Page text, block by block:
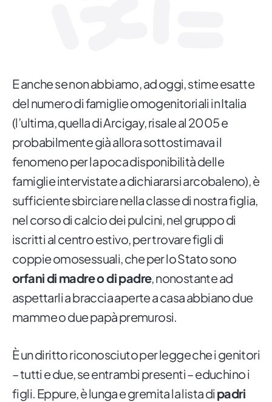
E anche se non abbiamo, ad oggi, stime esatte
del numero di famiglie omogenitoriali in Italia
(l’ultima, quella di Arcigay, risale al 2005 e
probabilmente già allora sottostimava il
fenomeno per la poca disponibilità delle
famiglie intervistate a dichiararsi arcobaleno), è
sufficiente sbirciare nella classe di nostra figlia,
nel corso di calcio dei pulcini, nel gruppo di
iscritti al centro estivo, per trovare figli di
coppie omosessuali, che per lo Stato sono
orfani di madre o di padre, nonostante ad
aspettarli a braccia aperte a casa abbiano due
mamme o due papà premurosi.
È un diritto riconosciuto per legge che i genitori
– tutti e due, se entrambi presenti – educhino i
figli. Eppure, è lunga e gremita la lista di padri